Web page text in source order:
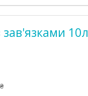
зав'язками 10л